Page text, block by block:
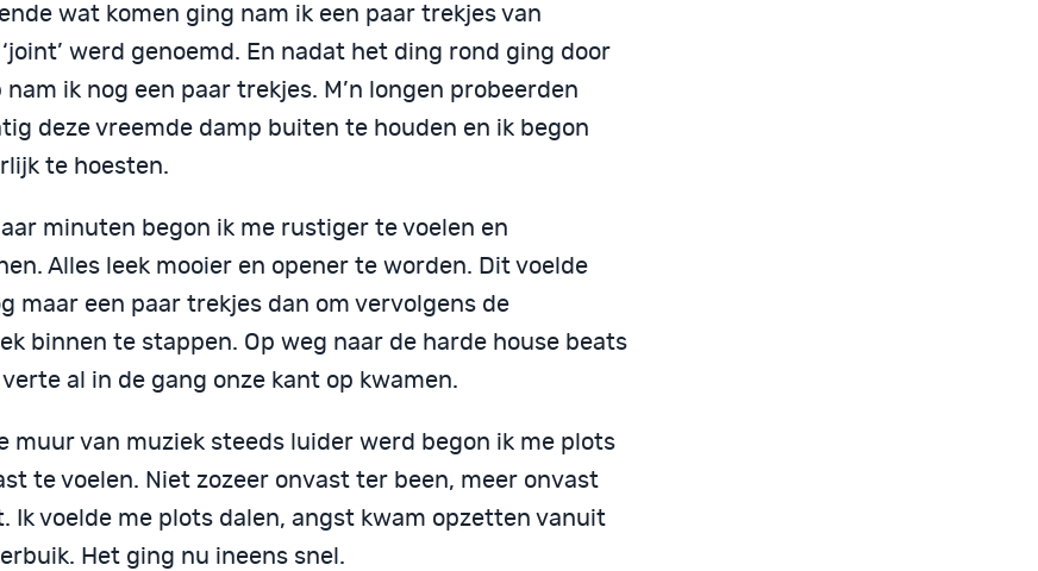
wat komen ging nam ik een paar trekjes van
werd genoemd. En nadat het ding rond ging door
nam ik nog een paar trekjes. M’n longen probeerden
deze vreemde damp buiten te houden en ik begon
te hoesten.
minuten begon ik me rustiger te voelen en
Alles leek mooier en opener te worden. Dit voelde
maar een paar trekjes dan om vervolgens de
binnen te stappen. Op weg naar de harde house beats
al in de gang onze kant op kwamen.
muur van muziek steeds luider werd begon ik me plots
te voelen. Niet zozeer onvast ter been, meer onvast
Ik voelde me plots dalen, angst kwam opzetten vanuit
Het ging nu ineens snel.